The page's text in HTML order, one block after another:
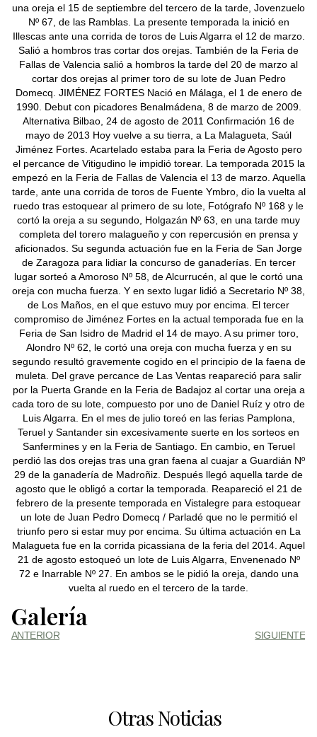
una oreja el 15 de septiembre del tercero de la tarde, Jovenzuelo
Nº 67, de las Ramblas. La presente temporada la inició en
Illescas ante una corrida de toros de Luis Algarra el 12 de marzo.
Salió a hombros tras cortar dos orejas. También de la Feria de
Fallas de Valencia salió a hombros la tarde del 20 de marzo al
cortar dos orejas al primer toro de su lote de Juan Pedro
Domecq. JIMÉNEZ FORTES Nació en Málaga, el 1 de enero de
1990. Debut con picadores Benalmádena, 8 de marzo de 2009.
Alternativa Bilbao, 24 de agosto de 2011 Confirmación 16 de
mayo de 2013 Hoy vuelve a su tierra, a La Malagueta, Saúl
Jiménez Fortes. Acartelado estaba para la Feria de Agosto pero
el percance de Vitigudino le impidió torear. La temporada 2015 la
empezó en la Feria de Fallas de Valencia el 13 de marzo. Aquella
tarde, ante una corrida de toros de Fuente Ymbro, dio la vuelta al
ruedo tras estoquear al primero de su lote, Fotógrafo Nº 168 y le
cortó la oreja a su segundo, Holgazán Nº 63, en una tarde muy
completa del torero malagueño y con repercusión en prensa y
aficionados. Su segunda actuación fue en la Feria de San Jorge
de Zaragoza para lidiar la concurso de ganaderías. En tercer
lugar sorteó a Amoroso Nº 58, de Alcurrucén, al que le cortó una
oreja con mucha fuerza. Y en sexto lugar lidió a Secretario Nº 38,
de Los Maños, en el que estuvo muy por encima. El tercer
compromiso de Jiménez Fortes en la actual temporada fue en la
Feria de San Isidro de Madrid el 14 de mayo. A su primer toro,
Alondro Nº 62, le cortó una oreja con mucha fuerza y en su
segundo resultó gravemente cogido en el principio de la faena de
muleta. Del grave percance de Las Ventas reapareció para salir
por la Puerta Grande en la Feria de Badajoz al cortar una oreja a
cada toro de su lote, compuesto por uno de Daniel Ruíz y otro de
Luis Algarra. En el mes de julio toreó en las ferias Pamplona,
Teruel y Santander sin excesivamente suerte en los sorteos en
Sanfermines y en la Feria de Santiago. En cambio, en Teruel
perdió las dos orejas tras una gran faena al cuajar a Guardián Nº
29 de la ganadería de Madroñiz. Después llegó aquella tarde de
agosto que le obligó a cortar la temporada. Reapareció el 21 de
febrero de la presente temporada en Vistalegre para estoquear
un lote de Juan Pedro Domecq / Parladé que no le permitió el
triunfo pero si estar muy por encima. Su última actuación en La
Malagueta fue en la corrida picassiana de la feria del 2014. Aquel
21 de agosto estoqueó un lote de Luis Algarra, Envenenado Nº
72 e Inarrable Nº 27. En ambos se le pidió la oreja, dando una
vuelta al ruedo en el tercero de la tarde.
Galería
ANTERIOR SIGUIENTE
Otras Noticias